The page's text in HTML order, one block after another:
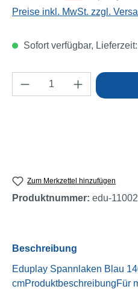
Preise inkl. MwSt. zzgl.
Sofort verfügbar,
Produkt Anzahl:
Zum Merkzettel hinzufügen
Produktnummer: edu-
Beschreibung
Eduplay Spannlaken Blau
cmProduktbeschreibungFür